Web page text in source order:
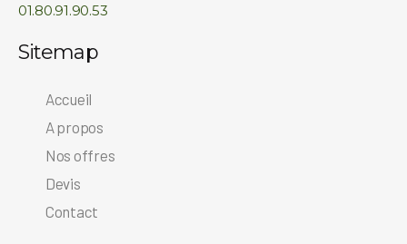
01.80.91.90.53
Sitemap
Accueil
A propos
Nos offres
Devis
Contact